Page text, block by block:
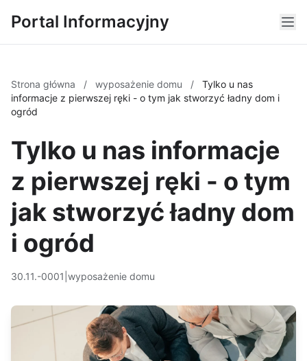
Portal Informacyjny
Strona główna / wyposażenie domu /
Tylko u nas
informacje z pierwszej ręki - o tym jak stworzyć ładny dom i
ogród
Tylko u nas informacje
z pierwszej ręki - o tym
jak stworzyć ładny dom
i ogród
30.11.-0001 wyposażenie domu